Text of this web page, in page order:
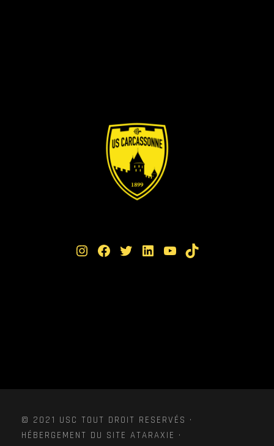
Instagram Facebook Twitter LinkedIn YouTube TikTok
© 2021 USC TOUT DROIT RESERVÉS ·
HÉBERGEMENT DU SITE ATARAXIE ·